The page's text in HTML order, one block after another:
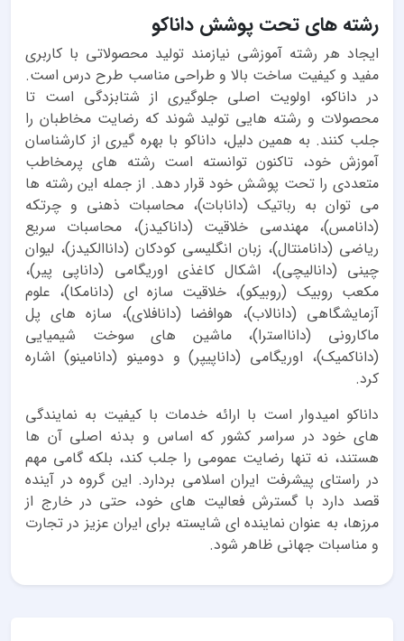
رشته های تحت پوشش داناکو
ایجاد هر رشته آموزشی نیازمند تولید محصولاتی با کاربری
مفید و کیفیت ساخت بالا و طراحی مناسب طرح درس است.
در داناکو، اولویت اصلی جلوگیری از شتابزدگی است تا
محصولات و رشته هایی تولید شوند که رضایت مخاطبان را
جلب کنند. به همین دلیل، داناکو با بهره گیری از کارشناسان
آموزش خود، تاکنون توانسته است رشته های پرمخاطب
متعددی را تحت پوشش خود قرار دهد. از جمله این رشته ها
می توان به رباتیک (دانابات)، محاسبات ذهنی و چرتکه
(دانامس)، مهندسی خلاقیت (داناکیدز)، محاسبات سریع
ریاضی (دانامنتال)، زبان انگلیسی کودکان (داناالکیدز)، لیوان
چینی (دانالیچی)، اشکال کاغذی اوریگامی (داناپی پیر)،
مکعب روبیک (روبیکو)، خلاقیت سازه ای (دانامکا)، علوم
آزمایشگاهی (دانالاب)، هوافضا (دانافلای)، سازه های پل
ماکارونی (دانااسترا)، ماشین های سوخت شیمیایی
(داناکمیک)، اوریگامی (داناپیپر) و دومینو (دانامینو) اشاره
کرد.
داناکو امیدوار است با ارائه خدمات با کیفیت به نمایندگی
های خود در سراسر کشور که اساس و بدنه اصلی آن ها
هستند، نه تنها رضایت عمومی را جلب کند، بلکه گامی مهم
در راستای پیشرفت ایران اسلامی بردارد. این گروه در آینده
قصد دارد با گسترش فعالیت های خود، حتی در خارج از
مرزها، به عنوان نماینده ای شایسته برای ایران عزیز در تجارت
و مناسبات جهانی ظاهر شود.